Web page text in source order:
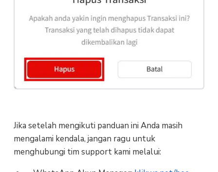
Jika setelah mengikuti panduan ini Anda masih
mengalami kendala, jangan ragu untuk
menghubungi tim support kami melalui: